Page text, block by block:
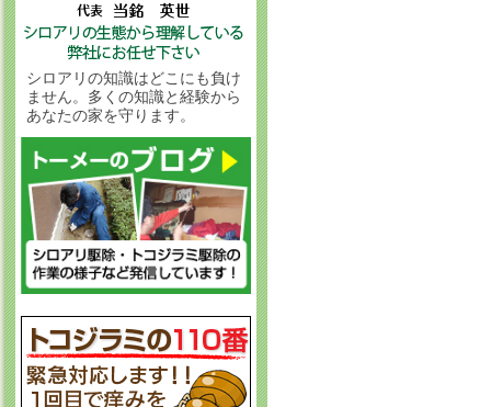
シロアリの知識はどこにも負け
ません。多くの知識と経験から
あなたの家を守ります。